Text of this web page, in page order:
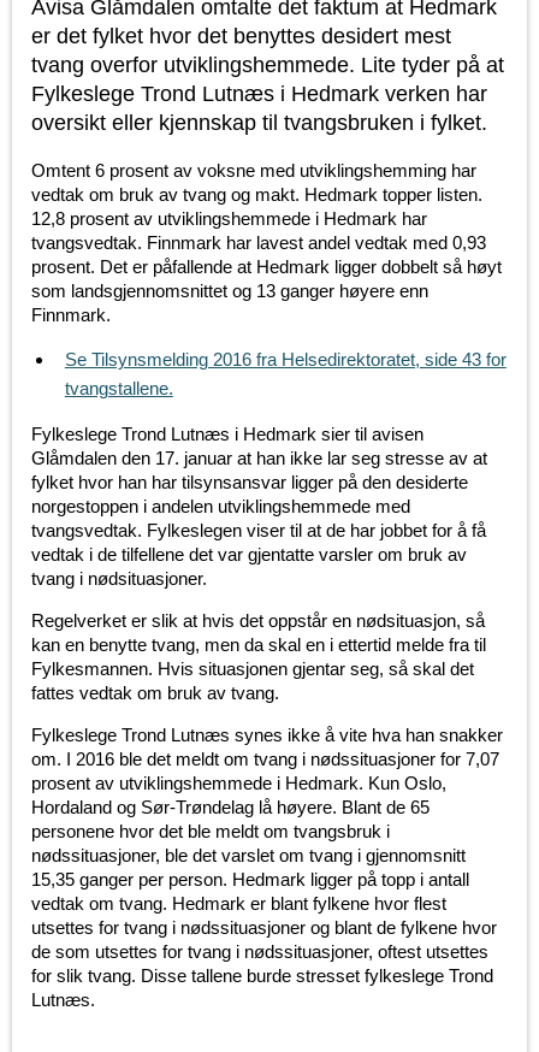
Avisa Glåmdalen omtalte det faktum at Hedmark
er det fylket hvor det benyttes desidert mest
tvang overfor utviklingshemmede. Lite tyder på at
Fylkeslege Trond Lutnæs i Hedmark verken har
oversikt eller kjennskap til tvangsbruken i fylket.
Omtent 6 prosent av voksne med utviklingshemming har
vedtak om bruk av tvang og makt. Hedmark topper listen.
12,8 prosent av utviklingshemmede i Hedmark har
tvangsvedtak. Finnmark har lavest andel vedtak med 0,93
prosent. Det er påfallende at Hedmark ligger dobbelt så høyt
som landsgjennomsnittet og 13 ganger høyere enn
Finnmark.
Se Tilsynsmelding 2016 fra Helsedirektoratet, side 43 for
tvangstallene.
Fylkeslege Trond Lutnæs i Hedmark sier til avisen
Glåmdalen den 17. januar at han ikke lar seg stresse av at
fylket hvor han har tilsynsansvar ligger på den desiderte
norgestoppen i andelen utviklingshemmede med
tvangsvedtak. Fylkeslegen viser til at de har jobbet for å få
vedtak i de tilfellene det var gjentatte varsler om bruk av
tvang i nødsituasjoner.
Regelverket er slik at hvis det oppstår en nødsituasjon, så
kan en benytte tvang, men da skal en i ettertid melde fra til
Fylkesmannen. Hvis situasjonen gjentar seg, så skal det
fattes vedtak om bruk av tvang.
Fylkeslege Trond Lutnæs synes ikke å vite hva han snakker
om. I 2016 ble det meldt om tvang i nødssituasjoner for 7,07
prosent av utviklingshemmede i Hedmark. Kun Oslo,
Hordaland og Sør-Trøndelag lå høyere. Blant de 65
personene hvor det ble meldt om tvangsbruk i
nødssituasjoner, ble det varslet om tvang i gjennomsnitt
15,35 ganger per person. Hedmark ligger på topp i antall
vedtak om tvang. Hedmark er blant fylkene hvor flest
utsettes for tvang i nødssituasjoner og blant de fylkene hvor
de som utsettes for tvang i nødssituasjoner, oftest utsettes
for slik tvang. Disse tallene burde stresset fylkeslege Trond
Lutnæs.